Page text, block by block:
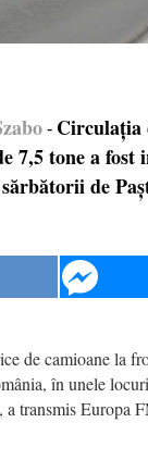
- Circulația
7,5 tone a fost
de
de camioane la
în unele
a transmis Europa